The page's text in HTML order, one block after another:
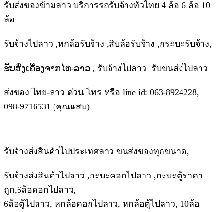
รับส่งของข้ามลาว บริการรถรับจ้างทั่วไทย 4 ล้อ 6 ล้อ 10
ล้อ
รับจ้างไปลาว ,หกล้อรับจ้าง ,สิบล้อรับจ้าง ,กระบะรับจ้าง,
ຮັບສົ່ງເຄື່ອງຈາກໄທ-ລາວ , รับจ้างไปลาว รับขนส่งไปลาว
ส่งของ ไทย-ลาว ด่วน โทร หรือ line id: 063-8924228,
098-9716531 (คุณแสบ)
รับจ้างส่งสินค้าไปประเทศลาว ขนส่งของทุกขนาด,
รับจ้างส่งสินค้าไปลาว ,กะบะคอกไปลาว ,กะบะตู้ราคา
ถูก,6ล้อคอกไปลาว,
6ล้อตู้ไปลาว, หกล้อคอกไปลาว, หกล้อตู้ไปลาว, 10ล้อ